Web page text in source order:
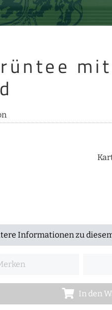
Informationen zu
In den